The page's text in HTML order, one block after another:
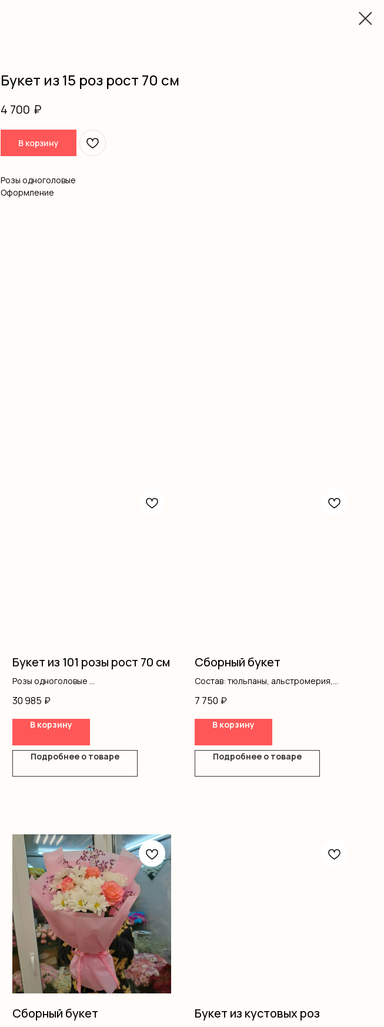
Букет из 15 роз рост 70 см
4 700 ₽
В корзину
Розы одноголовые
Оформление
Букет из 101 розы рост 70 см
Розы одноголовые
30 985 ₽
В корзину
Подробнее о товаре
Сборный букет
Состав: тюльпаны, альстромерия,
7 750 ₽
В корзину
Подробнее о товаре
Сборный букет Букет из кустовых роз